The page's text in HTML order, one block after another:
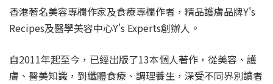
香港著名美容專欄作家及食療專欄作者，精品護膚品牌Y's
Recipes及醫學美容中心Y's Experts創辦人。
自2011年起至今，已經出版了13本個人著作，從美容、護
膚、醫美知識，到纖體食療、調理養生，深受不同界別讀者